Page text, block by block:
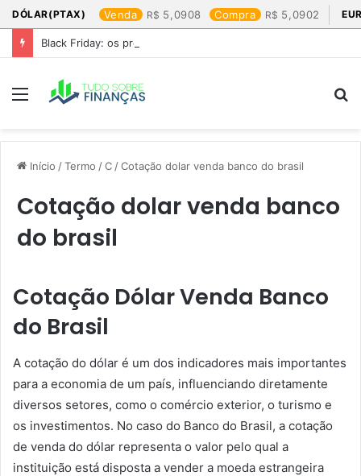
DÓLAR(PTAX) Venda 5,0908 Compra 5,0902
Black Friday: os produtos que mais valem a pena
Menu
Início /Termo /C /Cotação dolar venda banco do brasil​
Cotação dolar venda banco
do brasil​
Cotação Dólar Venda Banco
do Brasil
A cotação do dólar é um dos indicadores mais importantes
para a economia de um país, influenciando diretamente
diversos setores, como o comércio exterior, o turismo e
os investimentos. No caso do Banco do Brasil, a cotação
de venda do dólar representa o valor pelo qual a
instituição está disposta a vender a moeda estrangeira